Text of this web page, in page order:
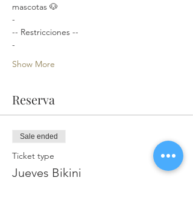
mascotas 🐶
-
-- Restricciones --
-
Show More
Reserva
Sale ended
Ticket type
Jueves Bikini